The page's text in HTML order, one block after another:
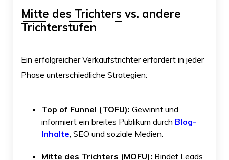
Mitte des Trichters vs. andere
Trichterstufen
Ein erfolgreicher Verkaufstrichter erfordert in jeder
Phase unterschiedliche Strategien:
Top of Funnel (TOFU): Gewinnt und
informiert ein breites Publikum durch Blog-
Inhalte, SEO und soziale Medien.
Mitte des Trichters (MOFU): Bindet Leads